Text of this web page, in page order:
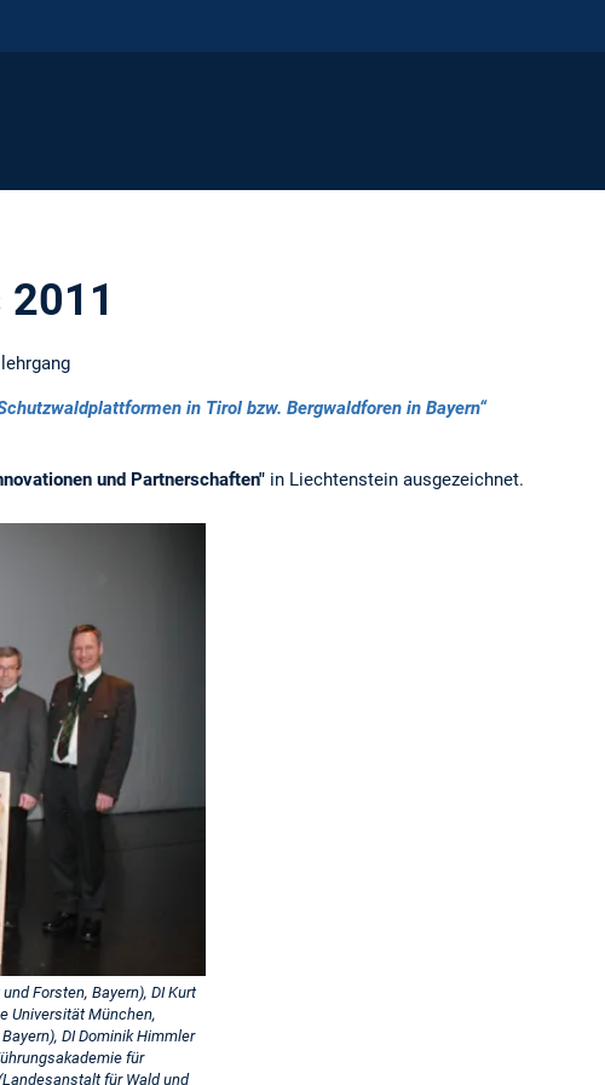
in Tirol bzw. Bergwaldforen in Bayern“
und Partnerschaften" in Liechtenstein ausgezeichnet.
Forsten, Bayern), DI Kurt
Universität München,
DI Dominik Himmler
für
für Wald und